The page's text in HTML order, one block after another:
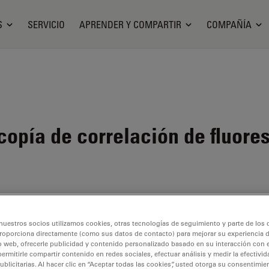
SERVICIO APRENDER Y COMPARTIR COMPAÑÍA
de correlación de
socios utilizamos cookies, otras tecnologías de seguimiento y parte de los
directamente (como sus datos de contacto) para mejorar su experiencia
web, ofrecerle publicidad y contenido personalizado basado en su interacción con
compartir contenido en redes sociales, efectuar análisis y medir la
Al hacer clic en “Aceptar todas las cookies”, usted otorga su